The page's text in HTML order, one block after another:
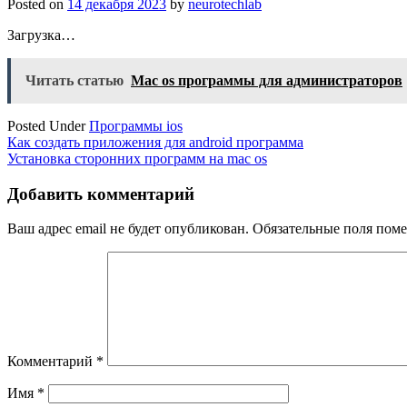
Posted on 14 декабря 2023 by neurotechlab
Загрузка…
Читать статью Mac os программы для администраторов
Posted UnderПрограммы ios
Навигация
по
записям
Как создать приложения для android программа
Установка сторонних программ на mac os
Добавить комментарий
Ваш адрес email не будет опубликован. Обязательные поля
Комментарий *
Имя *